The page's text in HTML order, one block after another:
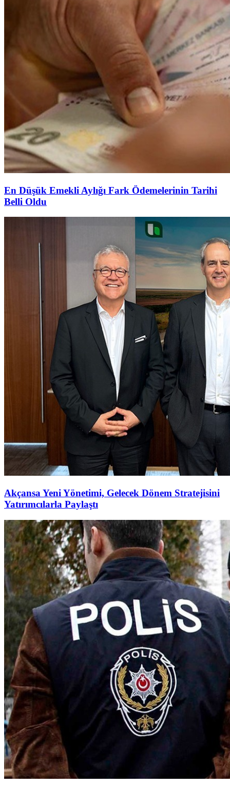
En Düşük Emekli Aylığı Fark Ödemelerinin Tarihi
Belli Oldu
Akçansa Yeni Yönetimi, Gelecek Dönem Stratejisini
Yatırımcılarla Paylaştı